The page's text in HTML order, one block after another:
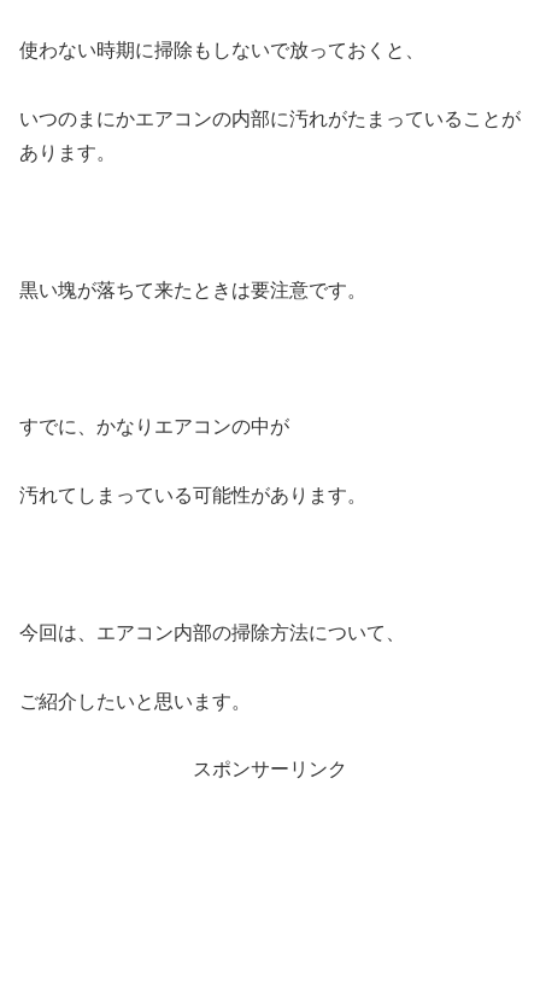
使わない時期に掃除もしないで放っておくと、
いつのまにかエアコンの内部に汚れがたまっていることが
あります。
黒い塊が落ちて来たときは要注意です。
すでに、かなりエアコンの中が
汚れてしまっている可能性があります。
今回は、エアコン内部の掃除方法について、
ご紹介したいと思います。
スポンサーリンク